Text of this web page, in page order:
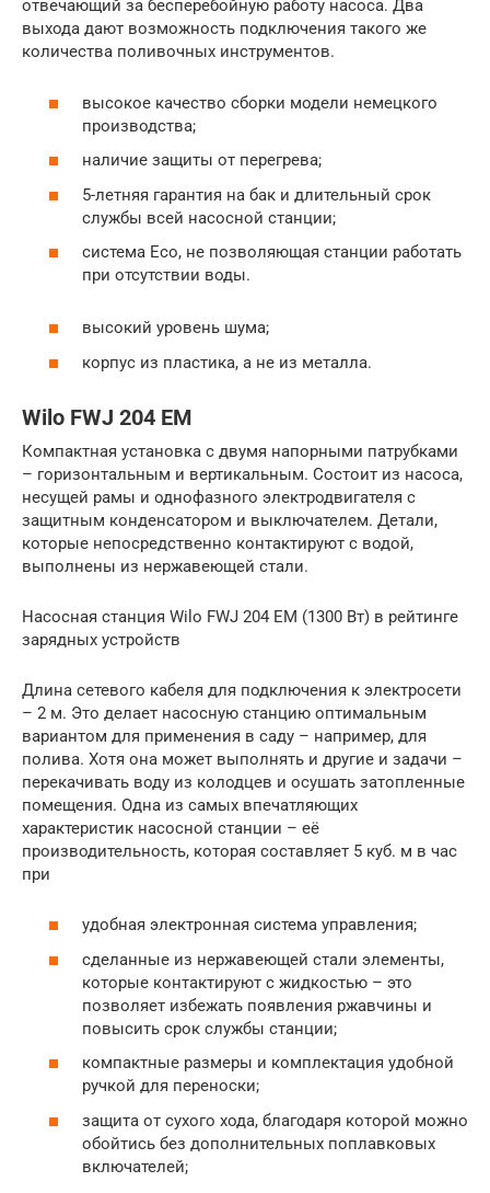
отвечающий за бесперебойную работу насоса. Два
выхода дают возможность подключения такого же
количества поливочных инструментов.
высокое качество сборки модели немецкого
производства;
наличие защиты от перегрева;
5-летняя гарантия на бак и длительный срок
службы всей насосной станции;
система Eco, не позволяющая станции работать
при отсутствии воды.
высокий уровень шума;
корпус из пластика, а не из металла.
Wilo FWJ 204 EM
Компактная установка с двумя напорными патрубками
– горизонтальным и вертикальным. Состоит из насоса,
несущей рамы и однофазного электродвигателя с
защитным конденсатором и выключателем. Детали,
которые непосредственно контактируют с водой,
выполнены из нержавеющей стали.
Насосная станция Wilo FWJ 204 EM (1300 Вт) в рейтинге
зарядных устройств
Длина сетевого кабеля для подключения к электросети
– 2 м. Это делает насосную станцию оптимальным
вариантом для применения в саду – например, для
полива. Хотя она может выполнять и другие и задачи –
перекачивать воду из колодцев и осушать затопленные
помещения. Одна из самых впечатляющих
характеристик насосной станции – её
производительность, которая составляет 5 куб. м в час
при
удобная электронная система управления;
сделанные из нержавеющей стали элементы,
которые контактируют с жидкостью – это
позволяет избежать появления ржавчины и
повысить срок службы станции;
компактные размеры и комплектация удобной
ручкой для переноски;
защита от сухого хода, благодаря которой можно
обойтись без дополнительных поплавковых
включателей;